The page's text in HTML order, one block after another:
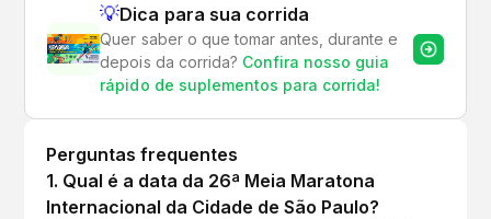
💡Dica para sua corrida
Quer saber o que tomar antes, durante e
depois da corrida? Confira nosso guia
rápido de suplementos para corrida!
Perguntas frequentes
1. Qual é a data da 26ª Meia Maratona
Internacional da Cidade de São Paulo?